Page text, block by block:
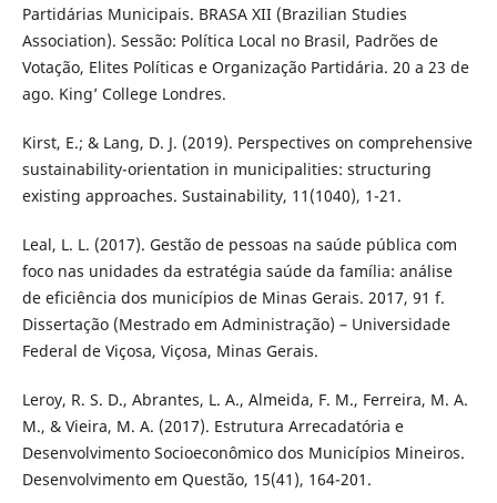
Partidárias Municipais. BRASA XII (Brazilian Studies
Association). Sessão: Política Local no Brasil, Padrões de
Votação, Elites Políticas e Organização Partidária. 20 a 23 de
ago. King’ College Londres.
Kirst, E.; & Lang, D. J. (2019). Perspectives on comprehensive
sustainability-orientation in municipalities: structuring
existing approaches. Sustainability, 11(1040), 1-21.
Leal, L. L. (2017). Gestão de pessoas na saúde pública com
foco nas unidades da estratégia saúde da família: análise
de eficiência dos municípios de Minas Gerais. 2017, 91 f.
Dissertação (Mestrado em Administração) – Universidade
Federal de Viçosa, Viçosa, Minas Gerais.
Leroy, R. S. D., Abrantes, L. A., Almeida, F. M., Ferreira, M. A.
M., & Vieira, M. A. (2017). Estrutura Arrecadatória e
Desenvolvimento Socioeconômico dos Municípios Mineiros.
Desenvolvimento em Questão, 15(41), 164-201.